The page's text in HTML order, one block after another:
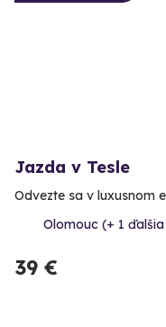
Jazda v Tesle
Odvezte sa v luxusnom
Olomouc (+ 1
39 €